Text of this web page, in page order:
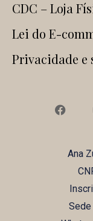
CDC – Loja
Lei do E-
Privacidade e
a
Ana
Sede